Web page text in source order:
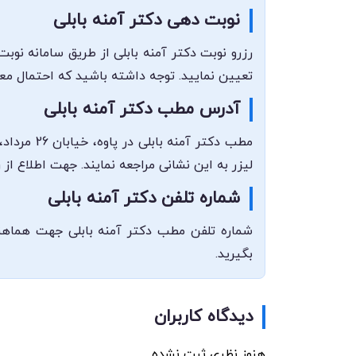
نوبت دهی دکتر آمنه بابلی
رزرو نوبت دکتر آمنه بابلی از طریق سامانه
تعیین نمایید. توجه داشته باشید که احتمال
آدرس مطب دکتر آمنه بابلی
مطب
لیزر به این نشانی مراجعه نمایند. جهت
شماره تلفن دکتر آمنه بابلی
بگیرید.
دیدگاه کاربران